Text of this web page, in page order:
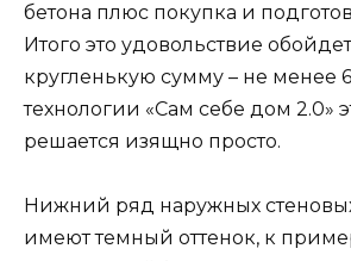
бетона плюс покупка и
Итого это удовольствие
кругленькую сумму – не менее
технологии «Сам себе дом 2.0»
решается изящно просто.
Нижний ряд наружных
имеют темный оттенок, к